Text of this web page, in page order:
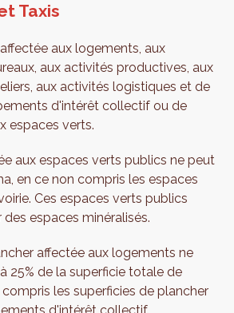
Taxis
aux logements, aux
aux activités productives, aux
aux activités logistiques et de
d'intérêt collectif ou de
espaces verts.
aux espaces verts publics ne peut
en ce non compris les espaces
Ces espaces verts publics
espaces minéralisés.
affectée aux logements ne
25% de la superficie totale de
les superficies de plancher